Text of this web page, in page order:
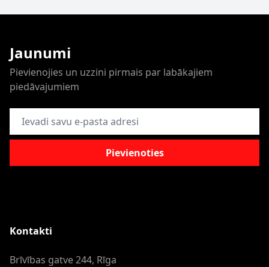
Jaunumi
Pievienojies un uzzini pirmais par labākajiem
piedāvajumiem
E-pasta adrese
Pievienoties
Kontakti
Brīvības gatve 244, Rīga